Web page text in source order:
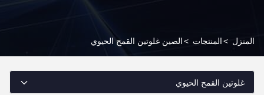
المنزل >المنتجات >الصين غلوتين القمح الحيوي
غلوتين القمح الحيوي